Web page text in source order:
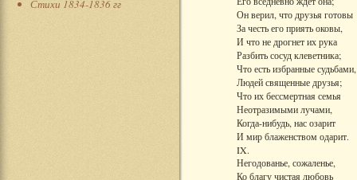
Стихи 1834-1836 гг
Он верил, что друзья готовы
За честь его приять оковы,
И что не дрогнет их рука
Разбить сосуд клеветника;
Что есть избранные судьбами,
Людей священные друзья;
Что их бессмертная семья
Неотразимыми лучами,
Когда-нибудь, нас озарит
И мир блаженством одарит.
IX.
Негодованье, сожаленье,
Ко благу чистая любовь